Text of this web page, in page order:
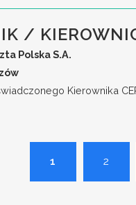
/
Polska S.A.
Kierownika
1 2